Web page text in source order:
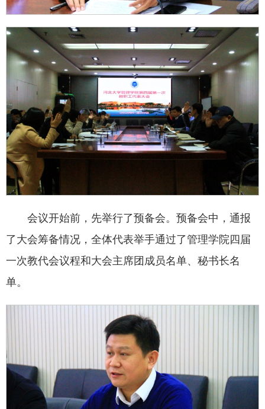
会议开始前，先举行了预备会。预备会中，通报
了大会筹备情况，全体代表举手通过了管理学院四届
一次教代会议程和大会主席团成员名单、秘书长名
单。